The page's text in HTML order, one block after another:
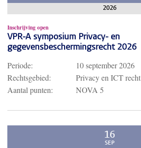
2026
Inschrijving open
VPR-A symposium Privacy- en
gegevensbeschermingsrecht 2026
Periode:
10 september 2026
Rechtsgebied:
Privacy en ICT recht
Aantal punten:
NOVA 5
16
SEP